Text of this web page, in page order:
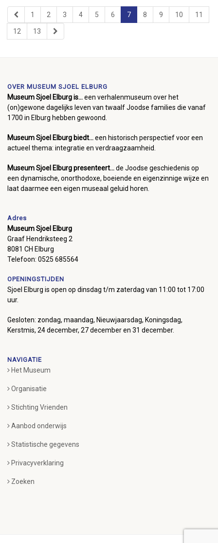
1 2 3 4 5 6 7 8 9 10 11
12 13
OVER MUSEUM SJOEL ELBURG
Museum Sjoel Elburg is...een verhalenmuseum over het
(on)gewone dagelijks leven van twaalf Joodse families die vanaf
1700 in Elburg hebben gewoond.
Museum Sjoel Elburg biedt...een historisch perspectief voor een
actueel thema: integratie en verdraagzaamheid.
Museum Sjoel Elburg presenteert...de Joodse geschiedenis op
een dynamische, onorthodoxe, boeiende en eigenzinnige wijze en
laat daarmee een eigen museaal geluid horen.
Adres
Museum Sjoel Elburg
Graaf Hendriksteeg 2
8081 CH Elburg
Telefoon: 0525 685564
OPENINGSTIJDEN
Sjoel Elburg is open op dinsdag t/m zaterdag van 11:00 tot 17:00
uur.
Gesloten: zondag, maandag, Nieuwjaarsdag, Koningsdag,
Kerstmis, 24 december, 27 december en 31 december.
NAVIGATIE
Het Museum
Organisatie
Stichting Vrienden
Aanbod onderwijs
Statistische gegevens
Privacyverklaring
Zoeken